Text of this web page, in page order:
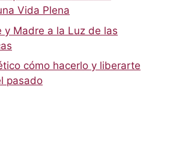
Vida Plena
y Madre a la Luz de las
cómo hacerlo y liberarte
pasado